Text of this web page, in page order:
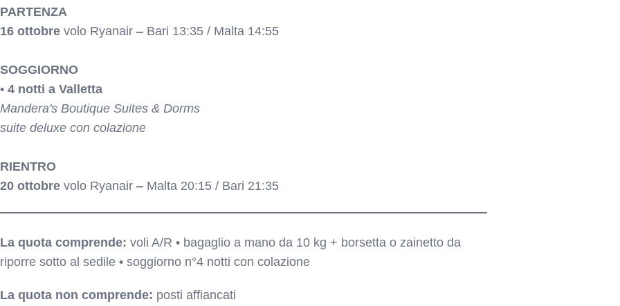
PARTENZA
16 ottobre volo Ryanair – Bari 13:35 / Malta 14:55
SOGGIORNO
• 4 notti a Valletta
Mandera's Boutique Suites & Dorms
suite deluxe con colazione
RIENTRO
20 ottobre volo Ryanair –Malta 20:15 / Bari 21:35
La quota comprende: voli A/R • bagaglio a mano da 10 kg + borsetta o zainetto da
riporre sotto al sedile • soggiorno n°4 notti con colazione
La quota non comprende: posti affiancati